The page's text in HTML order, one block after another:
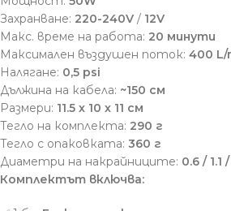
Захранване: 220-240V / 12V
Макс. време на работа: 20 минути
Максимален въздушен поток: 400 L/
Налягане: 0,5 psi
Дължина на кабела: ~150 см
Размери: 11.5 x 10 x 11 см
Тегло на комплекта: 290 г
Тегло с опаковката: 360 г
Диаметри на накрайниците: 0.6 / 1.1
Комплектът включва: